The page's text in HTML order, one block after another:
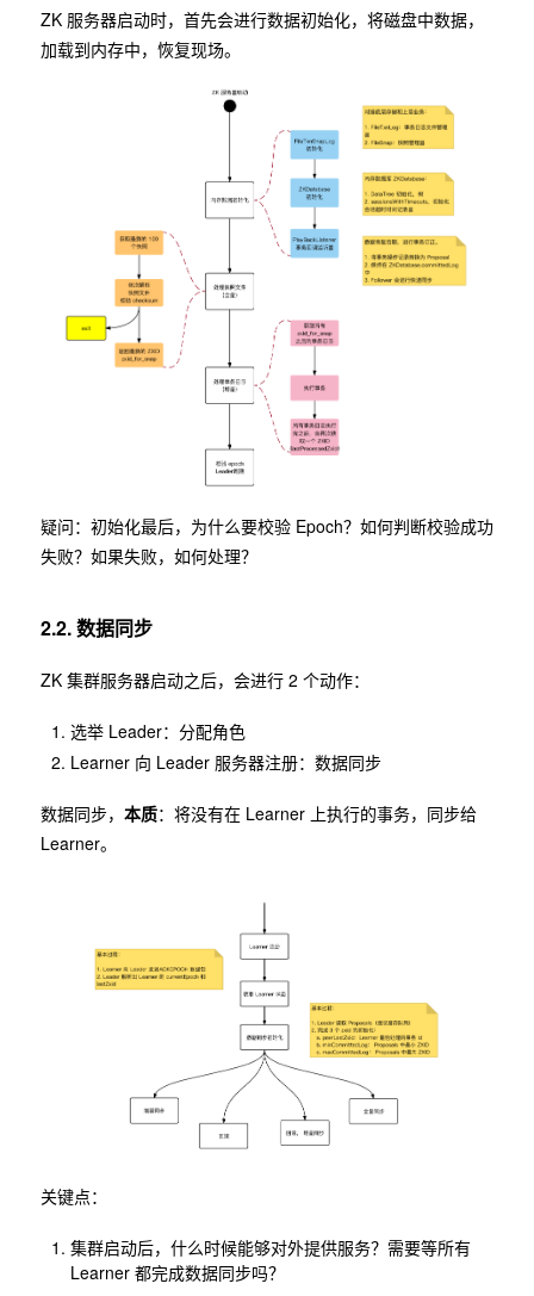
ZK 服务器启动时，首先会进行数据初始化，将磁盘中数据，
加载到内存中，恢复现场。
疑问：初始化最后，为什么要校验 Epoch？如何判断校验成功
失败？如果失败，如何处理？
2.2. 数据同步
ZK 集群服务器启动之后，会进行 2 个动作：
选举 Leader：分配角色
Learner 向 Leader 服务器注册：数据同步
数据同步， 本质：将没有在 Learner 上执行的事务，同步给
Learner。
关键点：
集群启动后，什么时候能够对外提供服务？需要等所有
Learner 都完成数据同步吗？